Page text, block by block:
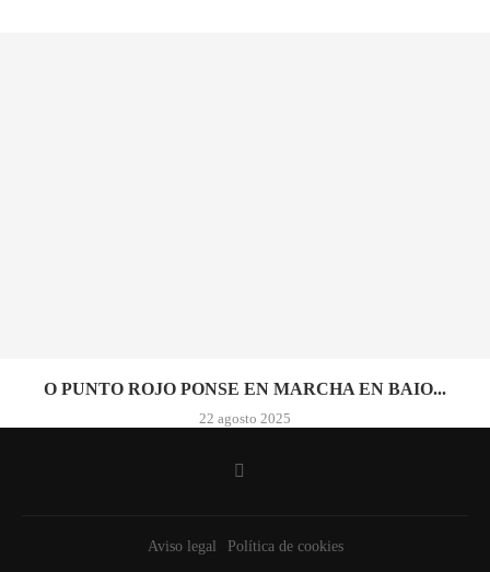
O PUNTO ROJO PONSE EN MARCHA EN BAIO...
22 agosto 2025
Aviso legal Política de cookies